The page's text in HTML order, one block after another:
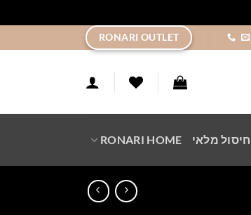
RONARI OUTLET
חיסול מלאי RONARI HOME